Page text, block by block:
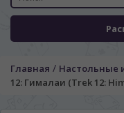
Главная / Настольные
12: Гималаи (Trek 12: